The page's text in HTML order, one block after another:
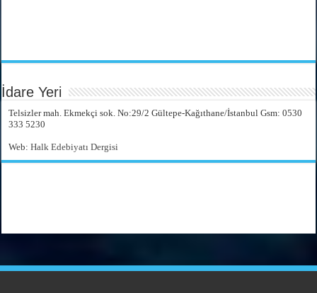
İdare Yeri
Telsizler mah. Ekmekçi sok. No:29/2 Gültepe-Kağıthane/İstanbul Gsm: 0530
333 5230
Web:Halk Edebiyatı Dergisi